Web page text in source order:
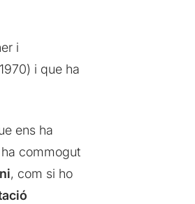
i
i que ha
ens ha
commogut
, com si ho